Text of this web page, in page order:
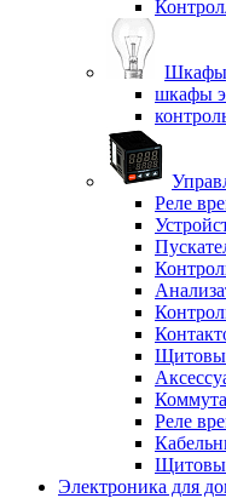
шкафы
Реле
Реле
Электроника для